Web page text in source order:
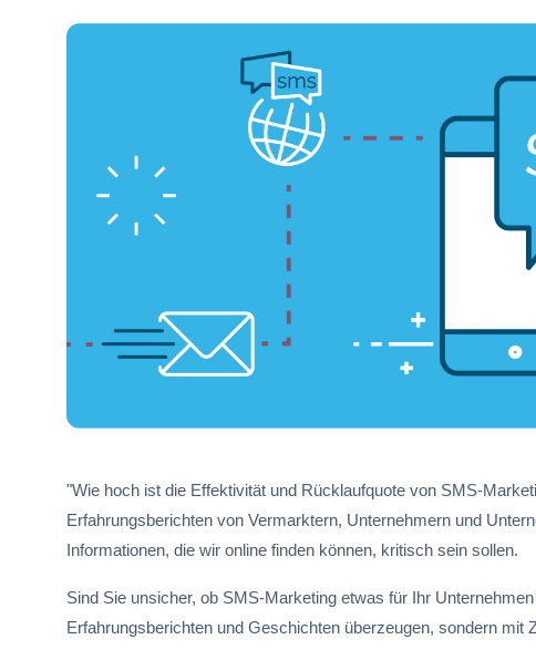
"Wie hoch ist die Effektivität und Rücklaufquote von SMS-
Erfahrungsberichten von Vermarktern, Unternehmern und
Informationen, die wir online finden können, kritisch sein sollen.
Sind Sie unsicher, ob SMS-Marketing etwas für Ihr
Erfahrungsberichten und Geschichten überzeugen, sondern mit